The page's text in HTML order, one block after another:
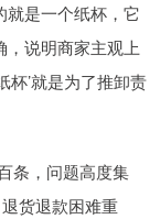
就是一个纸杯，它
，说明商家主观上
杯’就是为了推卸责
条，问题高度集
货退款困难重